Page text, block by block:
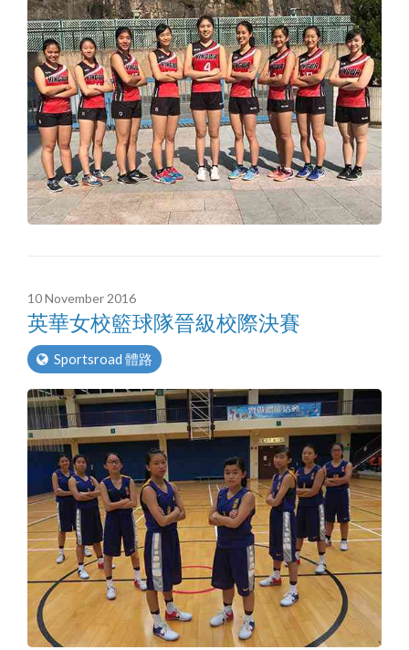
10 November 2016
英華女校籃球隊晉級校際決賽
Sportsroad 體路